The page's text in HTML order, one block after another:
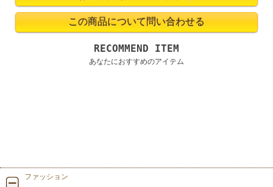
RECOMMEND ITEM
あなたにおすすめのアイテム
ファッション